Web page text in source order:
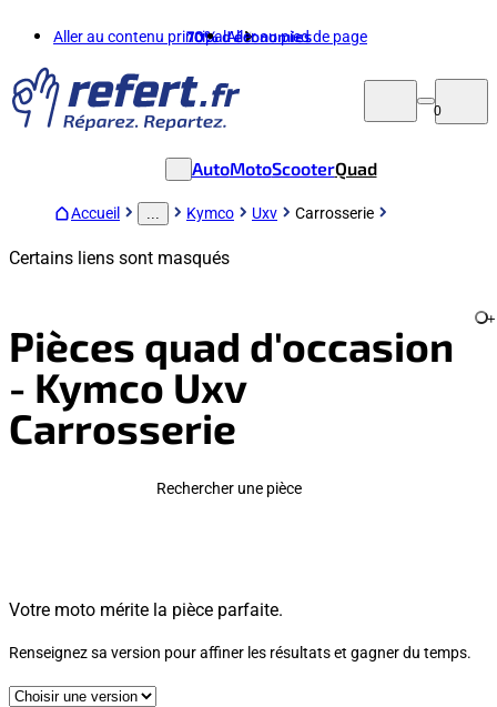
Aller au contenu principalAller au pied de page
70%d'économies
0
AutoMotoScooterQuad
Accueil Kymco Uxv Carrosserie
Certains liens sont masqués
Pièces quad d'occasion
- Kymco Uxv
Carrosserie
+
Rechercher une pièce
Votre moto mérite la pièce parfaite.
Renseignez sa version pour affiner les résultats et gagner du temps.